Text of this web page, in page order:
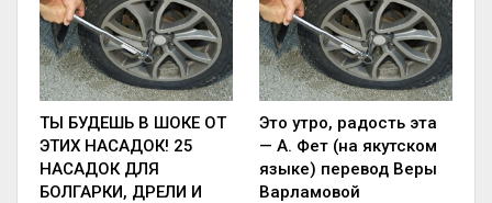
ТЫ БУДЕШЬ В ШОКЕ ОТ
ЭТИХ НАСАДОК! 25
НАСАДОК ДЛЯ
БОЛГАРКИ, ДРЕЛИ И
Это утро, радость эта
— А. Фет (на якутском
языке) перевод Веры
Варламовой